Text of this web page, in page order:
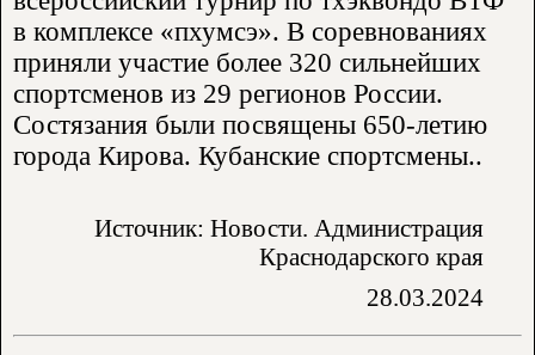
в комплексе «пхумсэ». В соревнованиях
приняли участие более 320 сильнейших
спортсменов из 29 регионов России.
Состязания были посвящены 650-летию
города Кирова. Кубанские спортсмены..
Источник: Новости. Администрация
Краснодарского края
28.03.2024